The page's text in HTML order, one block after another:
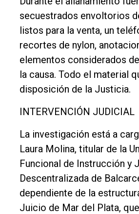
secuestrados envoltorios
listos para la venta, un
recortes de nylon,
elementos considerados
la causa. Todo el material
disposición de la Justicia.
INTERVENCIÓN JUDICIAL
La investigación está a
Laura Molina, titular de la
Funcional de Instrucción y
Descentralizada de
dependiente de la
Juicio de Mar del Plata,